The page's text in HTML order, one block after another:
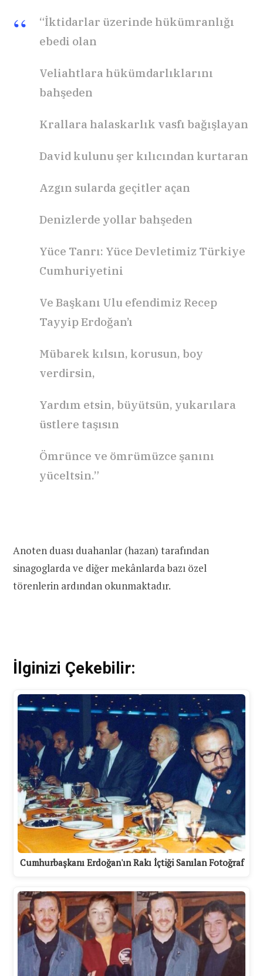
“İktidarlar üzerinde hükümranlığı
ebedi olan
Veliahtlara hükümdarlıklarını
bahşeden
Krallara halaskarlık vasfı bağışlayan
David kulunu şer kılıcından kurtaran
Azgın sularda geçitler açan
Denizlerde yollar bahşeden
Yüce Tanrı: Yüce Devletimiz Türkiye
Cumhuriyetini
Ve Başkanı Ulu efendimiz Recep
Tayyip Erdoğan’ı
Mübarek kılsın, korusun, boy
verdirsin,
Yardım etsin, büyütsün, yukarılara
üstlere taşısın
Ömrünce ve ömrümüzce şanını
yüceltsin.”
Anoten duası duahanlar (hazan) tarafından
sinagoglarda ve diğer mekânlarda bazı özel
törenlerin ardından okunmaktadır.
İlginizi Çekebilir:
Cumhurbaşkanı Erdoğan'ın Rakı İçtiği Sanılan Fotoğraf